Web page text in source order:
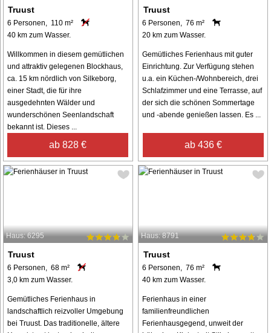
Truust
6 Personen, 110 m²
40 km zum Wasser.
Willkommen in diesem gemütlichen
und attraktiv gelegenen Blockhaus,
ca. 15 km nördlich von Silkeborg,
einer Stadt, die für ihre
ausgedehnten Wälder und
wunderschönen Seenlandschaft
bekannt ist. Dieses ...
ab 828 €
Truust
6 Personen, 76 m²
20 km zum Wasser.
Gemütliches Ferienhaus mit guter
Einrichtung. Zur Verfügung stehen
u.a. ein Küchen-/Wohnbereich, drei
Schlafzimmer und eine Terrasse, auf
der sich die schönen Sommertage
und -abende genießen lassen. Es ...
ab 436 €
Haus: 6295
Truust
6 Personen, 68 m²
3,0 km zum Wasser.
Gemütliches Ferienhaus in
landschaftlich reizvoller Umgebung
bei Truust. Das traditionelle, ältere
Haus: 8791
Truust
6 Personen, 76 m²
40 km zum Wasser.
Ferienhaus in einer
familienfreundlichen
Ferienhausgegend, unweit der